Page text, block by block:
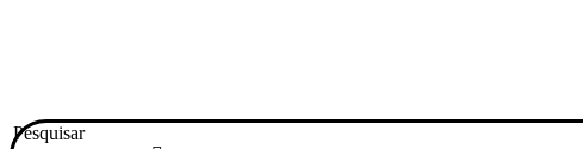
Pesquisar